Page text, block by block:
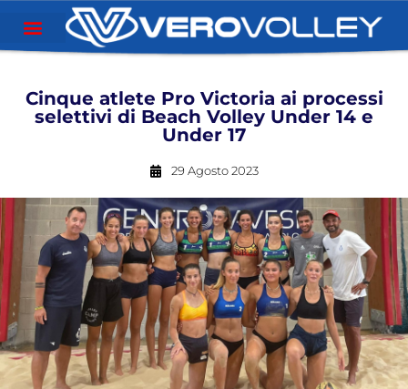
Cinque atlete Pro Victoria ai processi
selettivi di Beach Volley Under 14 e
Under 17
29 Agosto 2023